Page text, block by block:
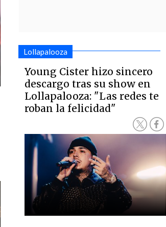
Lollapalooza
Young Cister hizo sincero
descargo tras su show en
Lollapalooza: "Las redes te
roban la felicidad"